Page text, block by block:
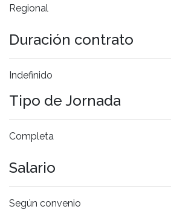
Regional
Duración contrato
Indefinido
Tipo de Jornada
Completa
Salario
Según convenio